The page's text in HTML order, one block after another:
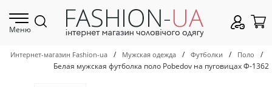
Меню
Интернет-магазин Fashion-ua / Мужская одежда / Футболки / Поло
/
Белая мужская футболка поло Pobedov на пуговицах Ф-1362